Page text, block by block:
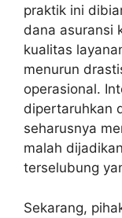
praktik ini
dana asuransi
kualitas
menurun
operasional.
dipertaruhkan
seharusnya
malah
terselubung
Sekarang,